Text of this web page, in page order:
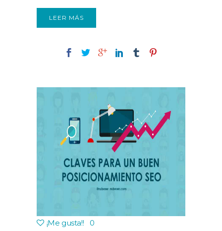
LEER MÁS
¡Me gusta!! 0